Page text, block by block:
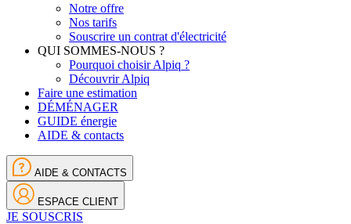
Notre offre
Nos tarifs
Souscrire un contrat d'électricité
QUI SOMMES-NOUS ?
Pourquoi choisir Alpiq ?
Découvrir Alpiq
Faire une estimation
DÉMÉNAGER
GUIDE énergie
AIDE & contacts
AIDE & CONTACTS
ESPACE CLIENT
JE SOUSCRIS